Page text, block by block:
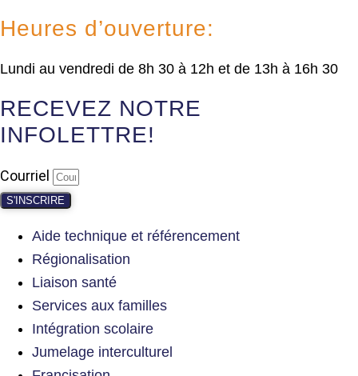
Heures d’ouverture:
Lundi au vendredi de 8h 30 à 12h et de 13h à 16h 30
RECEVEZ NOTRE
INFOLETTRE!
Courriel
S'INSCRIRE
Aide technique et référencement
Régionalisation
Liaison santé
Services aux familles
Intégration scolaire
Jumelage interculturel